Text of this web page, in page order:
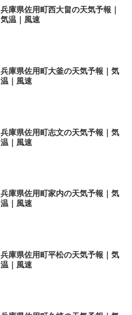
兵庫県佐用町西大畠の天気予報｜
気温｜風速
兵庫県佐用町大釜の天気予報｜気
温｜風速
兵庫県佐用町志文の天気予報｜気
温｜風速
兵庫県佐用町家内の天気予報｜気
温｜風速
兵庫県佐用町平松の天気予報｜気
温｜風速